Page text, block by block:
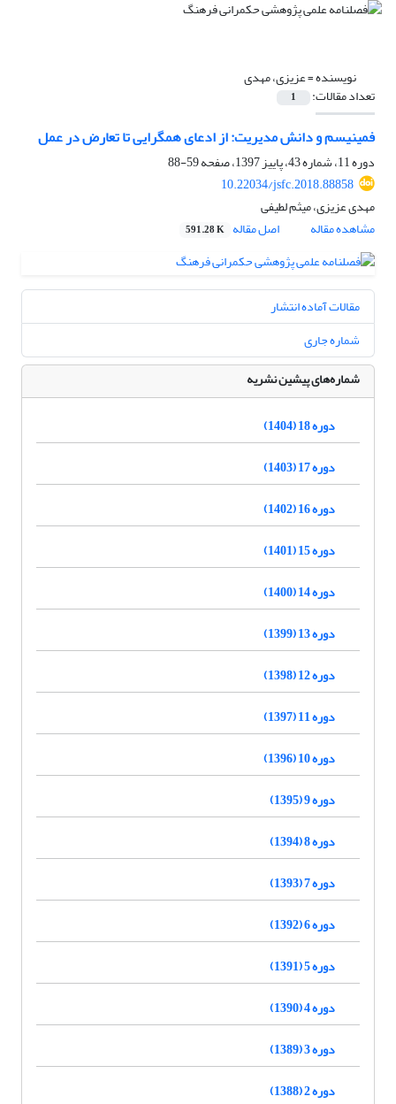
نویسنده =عزیزی، مهدی
تعداد مقالات: 1
فمینیسم و دانش مدیریت: از ادعای همگرایی تا تعارض در عمل
دوره 11، شماره 43، پاییز 1397، صفحه
59-88
10.22034/jsfc.2018.88858
مهدی عزیزی، میثم لطیفی
مشاهده مقاله
اصل مقاله 591.28 K
مقالات آماده انتشار
شماره جاری
شماره‌های پیشین نشریه
دوره 18 (1404)
دوره 17 (1403)
دوره 16 (1402)
دوره 15 (1401)
دوره 14 (1400)
دوره 13 (1399)
دوره 12 (1398)
دوره 11 (1397)
دوره 10 (1396)
دوره 9 (1395)
دوره 8 (1394)
دوره 7 (1393)
دوره 6 (1392)
دوره 5 (1391)
دوره 4 (1390)
دوره 3 (1389)
دوره 2 (1388)